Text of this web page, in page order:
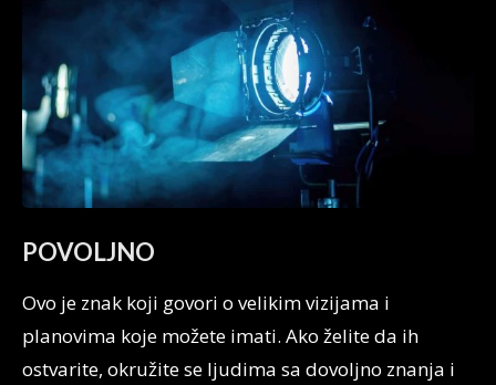
POVOLJNO
Ovo je znak koji govori o velikim vizijama i
planovima koje možete imati. Ako želite da ih
ostvarite, okružite se ljudima sa dovoljno znanja i